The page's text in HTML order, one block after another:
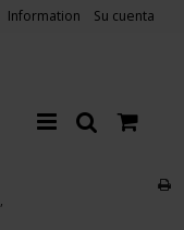
Information Su cuenta